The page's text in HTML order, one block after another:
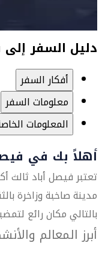
دليل السفر
أفكار السفر
معلومات السفر
المعلومات
أهلاً بك في
تعتبر فيصل أباد
مدينة صاخبة وزاخرة
بالتالي مكان رائع
أبرز المعالم